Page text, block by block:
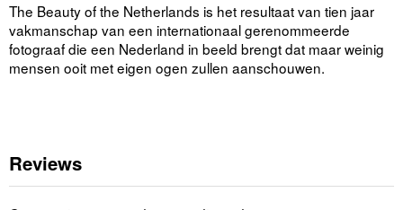
The Beauty of the Netherlands is het resultaat van tien jaar
vakmanschap van een internationaal gerenommeerde
fotograaf die een Nederland in beeld brengt dat maar weinig
mensen ooit met eigen ogen zullen aanschouwen.
Reviews